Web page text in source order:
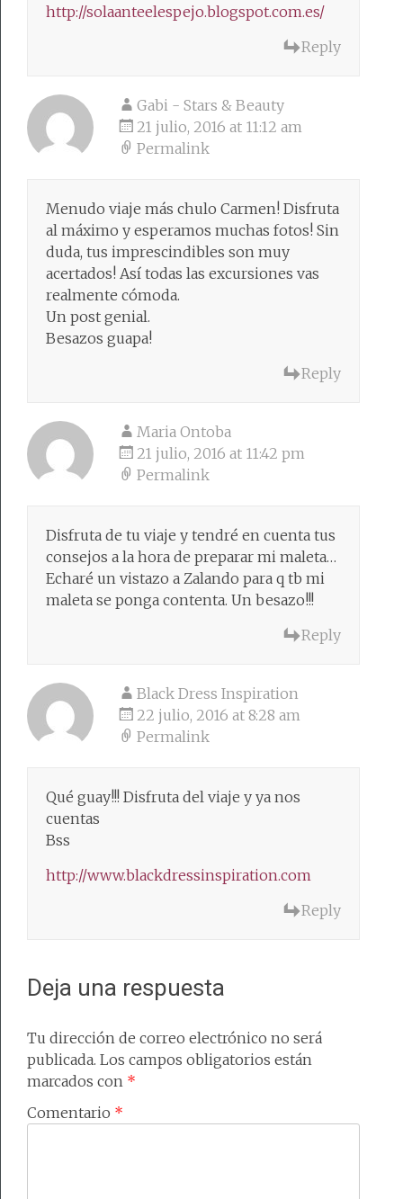
http://solaanteelespejo.blogspot.com.es/
Reply
Gabi - Stars & Beauty
21 julio, 2016 at 11:12 am
Permalink
Menudo viaje más chulo Carmen! Disfruta
al máximo y esperamos muchas fotos! Sin
duda, tus imprescindibles son muy
acertados! Así todas las excursiones vas
realmente cómoda.
Un post genial.
Besazos guapa!
Reply
Maria Ontoba
21 julio, 2016 at 11:42 pm
Permalink
Disfruta de tu viaje y tendré en cuenta tus
consejos a la hora de preparar mi maleta…
Echaré un vistazo a Zalando para q tb mi
maleta se ponga contenta. Un besazo!!!
Reply
Black Dress Inspiration
22 julio, 2016 at 8:28 am
Permalink
Qué guay!!! Disfruta del viaje y ya nos
cuentas
Bss
http://www.blackdressinspiration.com
Reply
Deja una respuesta
Tu dirección de correo electrónico no será
publicada. Los campos obligatorios están
marcados con *
Comentario *